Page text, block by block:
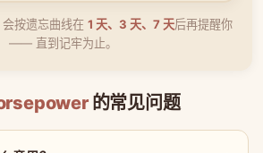
按遗忘曲线在 1 天、3 天、7 天后再提醒你
—— 直到记牢为止。
的常见问题